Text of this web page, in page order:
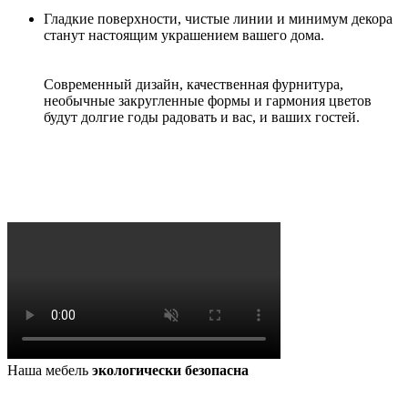
Гладкие поверхности, чистые линии и минимум декора
станут настоящим украшением вашего дома.
Современный дизайн, качественная фурнитура,
необычные закругленные формы и гармония цветов
будут долгие годы радовать и вас, и ваших гостей.
Наша мебель экологически безопасна